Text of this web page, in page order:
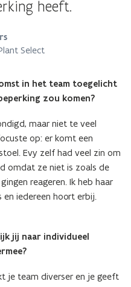
heeft.
Select
in het team toegelicht
zou komen?
maar niet te veel
op: er komt een
Evy zelf had veel zin om
omdat ze niet is zoals de
reageren. Ik heb haar
iedereen hoort erbij.
jij naar individueel
je team diverser en je geeft